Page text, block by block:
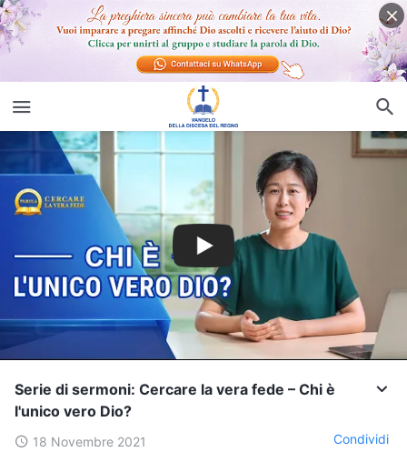
Serie di sermoni: Cercare la vera fede – Chi è
l'unico vero Dio?
18 Novembre 2021 Condividi